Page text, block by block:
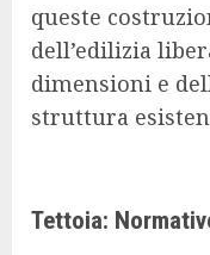
queste
dell’edilizia
dimensioni e
struttura
Tettoia: